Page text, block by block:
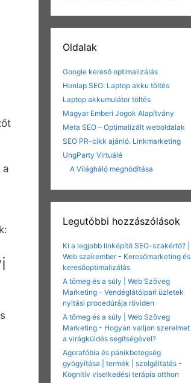
a
Oldalak
Google kereső optimalizálás
Honlap SEO: Laptop akku töltés
Laptop akkumulátor töltés
Magyar Emberi Jogok Alapítvány
Meta SEO – Optimalizált weboldalak
SEO PR-cikk ajánló. Linkmarketing
UngParty Virtuálé
A Világháló meghódítása
Legutóbbi hozzászólások
Ki a legjobb linképítő SEO-szakértő? |
Web szakember- Keresőmarketing és
keresőoptimalizálás
A tömeg és a súly | Web Szöveg
Marketing -Vendéglátóipari üzletek
nyitási procedúrája röviden
A tömeg és a súly | Web Szöveg
Marketing - Hogyan valljon szerelmet
a virágküldés segítségével?
Agorafóbia és pánikbetegség
gyógyítása | termék | szolgáltatás -
Kognitív viselkedési terápia otthon